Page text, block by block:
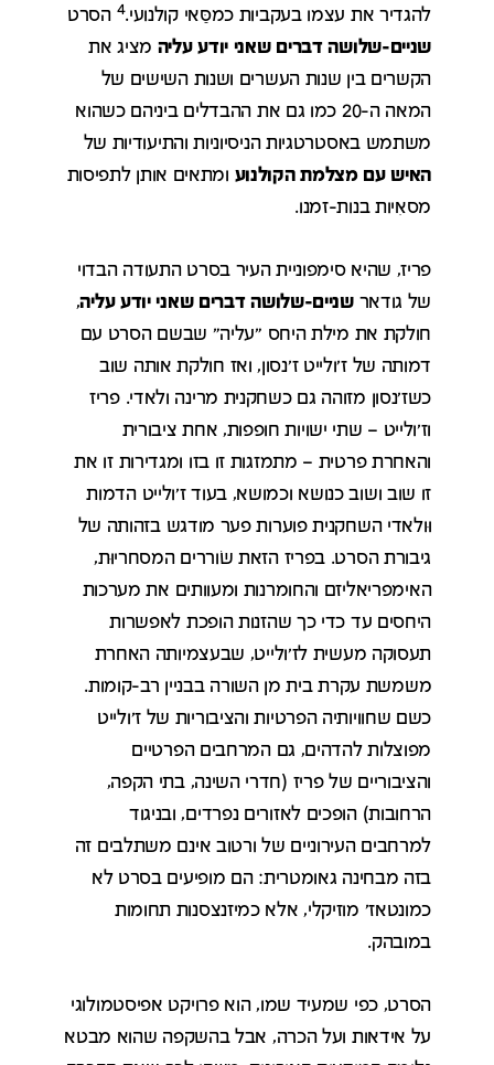
להגדיר את עצמו בעקביות כמסַּאי קולנועי.4 הסרט
שניים-שלושה דברים שאני יודע עליה מציג את
הקשרים בין שנות העשרים ושנות השישים של
המאה ה-20 כמו גם את ההבדלים ביניהם כשהוא
משתמש באסטרטגיות הניסיוניות והתיעודיות של
האיש עם מצלמת הקולנוע ומתאים אותן לתפיסות
מסאִיות בנות-זמנו.
פריז, שהיא סימפוניית העיר בסרט התעודה הבדוי
של גודארשניים-שלושה דברים שאני יודע עליה,
חולקת את מילת היחס "עליה" שבשם הסרט עם
דמותה של ז'ולייט ז'נסון, ואז חולקת אותה שוב
כשז'נסון מזוהה גם כשחקנית מרינה ולאדי. פריז
וז'ולייט – שתי ישויות חופפות, אחת ציבורית
והאחרת פרטית – מתמזגות זו בזו ומגדירות זו את
זו שוב ושוב כנושא וכמושא, בעוד ז'ולייט הדמות
וּולאדי השחקנית פוערות פער מודגש בזהותה של
גיבורת הסרט. בפריז הזאת שׂוררים המסחריוּת,
האימפריאליזם והחומרנות ומעוותים את מערכות
היחסים עד כדי כך שהזנות הופכת לאפשרות
תעסוקה מעשית לז'ולייט, שבעצמיותה האחרת
משמשת עקרת בית מן השורה בבניין רב-קומות.
כשם שחוויותיה הפרטיות והציבוריות של ז'ולייט
מפוצלות להדהים, גם המרחבים הפרטיים
והציבוריים של פריז (חדרי השינה, בתי הקפה,
הרחובות) הופכים לאזורים נפרדים, ובניגוד
למרחבים העירוניים של ורטוב אינם משתלבים זה
בזה מבחינה גאומטרית: הם מופיעים בסרט לא
כמונטאז' מוזיקלי, אלא כמיזנצסנות תחומות
במובהק.
הסרט, כפי שמעיד שמו, הוא פרויקט אפיסטמולוגי
על אידאות ועל הכרה, אבל בהשקפה שהוא מבטא